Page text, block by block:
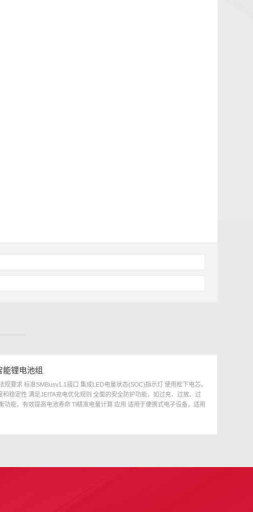
锂电池组
规要求 标准SMBusv1.1接口 集成LED电量状态(SOC)指示灯 使用松下电芯，
稳定性 满足JEITA充电优化规则 全面的安全防护功能，如过充、过放、过
功能，有效提高电池寿命 TI精准电量计算 应用 适用于便携式电子设备，适用